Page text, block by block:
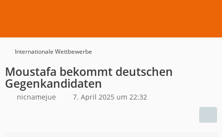
Internationale Wettbewerbe
Moustafa bekommt deutschen
Gegenkandidaten
nicnamejue 7. April 2025 um 22:32